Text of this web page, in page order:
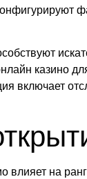
казино
включает
влияет на